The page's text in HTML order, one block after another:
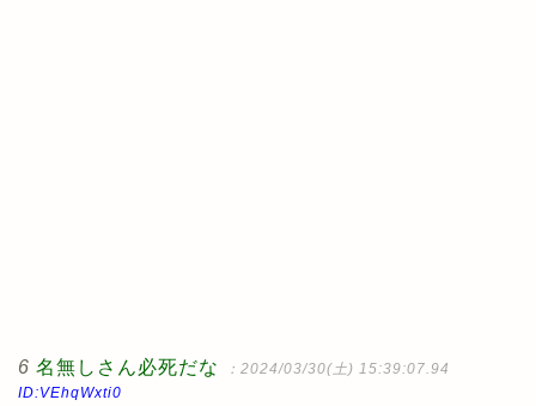
6 名無しさん必死だな
：2024/03/30(土) 15:39:07.94
ID:VEhqWxti0